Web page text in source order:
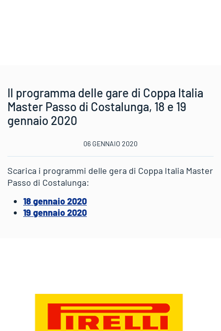
Il programma delle gare di Coppa Italia
Master Passo di Costalunga, 18 e 19
gennaio 2020
06 GENNAIO 2020
Scarica i programmi delle gera di Coppa Italia Master
Passo di Costalunga:
18 gennaio 2020
19 gennaio 2020